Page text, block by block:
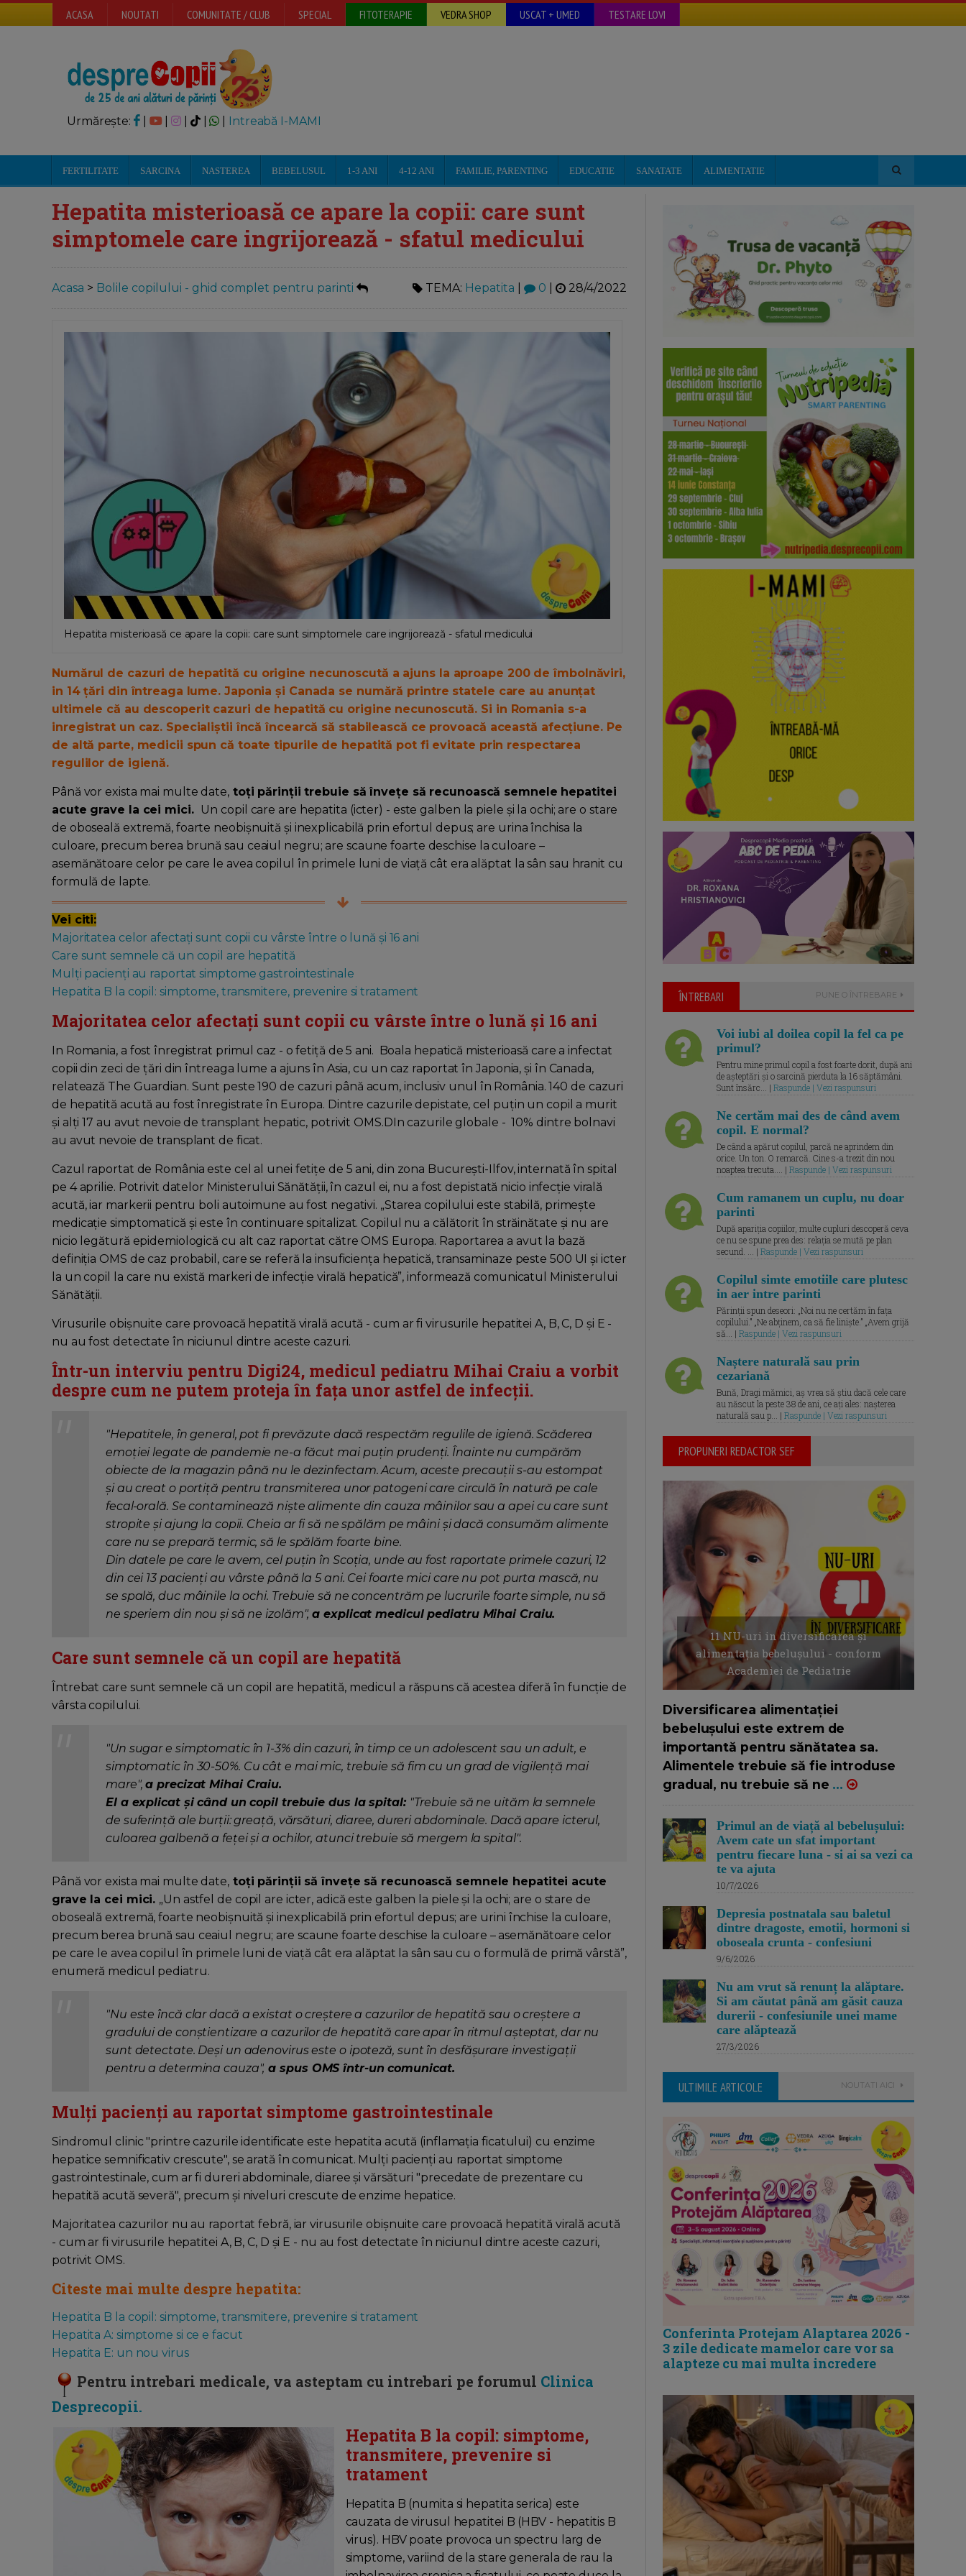
ACASA NOUTATI COMUNITATE / CLUB SPECIAL FITOTERAPIE VEDRA SHOP USCAT + UMED TESTARE LOVI
Urmărește: | | Intreabă I-MAMI
FERTILITATE SARCINA NASTEREA BEBELUSUL 1-3 ANI 4-12 ANI FAMILIE, PARENTING EDUCATIE SANATATE ALIMENTATIE
Hepatita misterioasă ce apare la copii: care sunt
simptomele care ingrijorează - sfatul medicului
Acasa > Bolile copilului - ghid complet pentru parinti TEMA: Hepatita 0 28/4/2022
Hepatita misterioasă ce apare la copii: care sunt simptomele care ingrijorează - sfatul medicului
Numărul de cazuri de hepatită cu origine necunoscută a ajuns la aproape 200 de îmbolnăviri,
in 14 țări din întreaga lume. Japonia și Canada se numără printre statele care au anunțat
ultimele că au descoperit cazuri de hepatită cu origine necunoscută. Si in Romania s-a
inregistrat un caz. Specialiștii încă încearcă să stabilească ce provoacă această afecțiune. Pe
de altă parte, medicii spun că toate tipurile de hepatită pot fi evitate prin respectarea
regulilor de igienă.
Până vor exista mai multe date,toţi părinţii trebuie să înveţe să recunoască semnele hepatitei
acute grave la cei mici. Un copil care are hepatita (icter) - este galben la piele şi la ochi; are o stare
de oboseală extremă, foarte neobişnuită şi inexplicabilă prin efortul depus; are urina închisa la
culoare, precum berea brună sau ceaiul negru; are scaune foarte deschise la culoare –
asemănătoare celor pe care le avea copilul în primele luni de viaţă cât era alăptat la sân sau hranit cu
formulă de lapte.
Vei citi:
Majoritatea celor afectați sunt copii cu vârste între o lună și 16 ani
Care sunt semnele că un copil are hepatită
Mulți pacienți au raportat simptome gastrointestinale
Hepatita B la copil: simptome, transmitere, prevenire si tratament
Majoritatea celor afectați sunt copii cu vârste între o lună și 16 ani
In Romania, a fost înregistrat primul caz - o fetiţă de 5 ani. Boala hepatică misterioasă care a infectat
copii din zeci de țări din întreaga lume a ajuns în Asia, cu un caz raportat în Japonia, și în Canada,
relatează The Guardian. Sunt peste 190 de cazuri până acum, inclusiv unul în România. 140 de cazuri
de hepatită acută au fost înregistrate în Europa. Dintre cazurile depistate, cel puțin un copil a murit
și alți 17 au avut nevoie de transplant hepatic, potrivit OMS.DIn cazurile globale - 10% dintre bolnavi
au avut nevoie de transplant de ficat.
Cazul raportat de România este cel al unei fetiţe de 5 ani, din zona Bucureşti-Ilfov, internată în spital
pe 4 aprilie. Potrivit datelor Ministerului Sănătăţii, în cazul ei, nu a fost depistată nicio infecţie virală
acută, iar markerii pentru boli autoimune au fost negativi. „Starea copilului este stabilă, primeşte
medicaţie simptomatică şi este în continuare spitalizat. Copilul nu a călătorit în străinătate şi nu are
nicio legătură epidemiologică cu alt caz raportat către OMS Europa. Raportarea a avut la bază
definiţia OMS de caz probabil, care se referă la insuficienţa hepatică, transaminaze peste 500 UI şi icter
la un copil la care nu există markeri de infecţie virală hepatică”, informează comunicatul Ministerului
Sănătăţii.
Virusurile obișnuite care provoacă hepatită virală acută - cum ar fi virusurile hepatitei A, B, C, D și E -
nu au fost detectate în niciunul dintre aceste cazuri.
Într-un interviu pentru Digi24, medicul pediatru Mihai Craiu a vorbit
despre cum ne putem proteja în fața unor astfel de infecții.
"Hepatitele, în general, pot fi prevăzute dacă respectăm regulile de igienă. Scăderea
emoției legate de pandemie ne-a făcut mai puțin prudenți. Înainte nu cumpărăm
obiecte de la magazin până nu le dezinfectam. Acum, aceste precauții s-au estompat
și au creat o portiță pentru transmiterea unor patogeni care circulă în natură pe cale
fecal-orală. Se contaminează niște alimente din cauza mâinilor sau a apei cu care sunt
stropite și ajung la copii. Cheia ar fi să ne spălăm pe mâini și dacă consumăm alimente
care nu se prepară termic, să le spălăm foarte bine.
Din datele pe care le avem, cel puțin în Scoția, unde au fost raportate primele cazuri, 12
din cei 13 pacienți au vârste până la 5 ani. Cei foarte mici care nu pot purta mască, nu
se spală, duc mâinile la ochi. Trebuie să ne concentrăm pe lucrurile foarte simple, nu să
ne speriem din nou și să ne izolăm",a explicat medicul pediatru Mihai Craiu.
Care sunt semnele că un copil are hepatită
Întrebat care sunt semnele că un copil are hepatită, medicul a răspuns că acestea diferă în funcție de
vârsta copilului.
"Un sugar e simptomatic în 1-3% din cazuri, în timp ce un adolescent sau un adult, e
simptomatic în 30-50%. Cu cât e mai mic, trebuie să fim cu un grad de vigilență mai
mare",a precizat Mihai Craiu.
El a explicat și când un copil trebuie dus la spital: "Trebuie să ne uităm la semnele
de suferință ale burții: greață, vărsături, diaree, dureri abdominale. Dacă apare icterul,
culoarea galbenă a feței și a ochilor, atunci trebuie să mergem la spital".
Până vor exista mai multe date,toţi părinţii să înveţe să recunoască semnele hepatitei acute
grave la cei mici. „Un astfel de copil are icter, adică este galben la piele şi la ochi; are o stare de
oboseală extremă, foarte neobişnuită şi inexplicabilă prin efortul depus; are urini închise la culoare,
precum berea brună sau ceaiul negru; are scaune foarte deschise la culoare – asemănătoare celor
pe care le avea copilul în primele luni de viaţă cât era alăptat la sân sau cu o formulă de primă vârstă”,
enumeră medicul pediatru.
"Nu este încă clar dacă a existat o creștere a cazurilor de hepatită sau o creștere a
gradului de conștientizare a cazurilor de hepatită care apar în ritmul așteptat, dar nu
sunt detectate. Deși un adenovirus este o ipoteză, sunt în desfășurare investigații
pentru a determina cauza", a spus OMS într-un comunicat.
Mulți pacienți au raportat simptome gastrointestinale
Sindromul clinic "printre cazurile identificate este hepatita acută (inflamația ficatului) cu enzime
hepatice semnificativ crescute", se arată în comunicat. Mulți pacienți au raportat simptome
gastrointestinale, cum ar fi dureri abdominale, diaree și vărsături "precedate de prezentare cu
hepatită acută severă", precum și niveluri crescute de enzime hepatice.
Majoritatea cazurilor nu au raportat febră, iar virusurile obișnuite care provoacă hepatită virală acută
- cum ar fi virusurile hepatitei A, B, C, D și E - nu au fost detectate în niciunul dintre aceste cazuri,
potrivit OMS.
Citeste mai multe despre hepatita:
Hepatita B la copil: simptome, transmitere, prevenire si tratament
Hepatita A: simptome si ce e facut
Hepatita E: un nou virus
Pentru intrebari medicale, va asteptam cu intrebari pe forumul Clinica
Desprecopii.
Hepatita B la copil: simptome,
transmitere, prevenire si
tratament
Hepatita B (numita si hepatita serica) este
cauzata de virusul hepatitei B (HBV - hepatitis B
virus). HBV poate provoca un spectru larg de
simptome, variind de la stare generala de rau la
ÎNTREBARI PUNE O ÎNTREBARE
Voi iubi al doilea copil la fel ca pe
primul?
Pentru mine primul copil a fost foarte dorit, după ani
de așteptări și o sarcină pierduta la 16 săptămâni.
Sunt însărc... | Raspunde | Vezi raspunsuri
Ne certăm mai des de când avem
copil. E normal?
De când a apărut copilul, parcă ne aprindem din
orice. Un ton. O remarcă. Cine s-a trezit din nou
noaptea trecuta.... | Raspunde | Vezi raspunsuri
Cum ramanem un cuplu, nu doar
parinti
După apariția copiilor, multe cupluri descoperă ceva
ce nu se spune prea des: relația se mută pe plan
secund. ... | Raspunde | Vezi raspunsuri
Copilul simte emotiile care plutesc
in aer intre parinti
Părinții spun deseori: „Noi nu ne certăm în fața
copilului.” „Ne abținem, ca să fie liniște.” „Avem grijă
să... | Raspunde | Vezi raspunsuri
Naștere naturală sau prin
cezariană
Bună, Dragi mămici, aș vrea să știu dacă cele care
au născut la peste 38 de ani, ce ați ales: nașterea
naturală sau p... | Raspunde | Vezi raspunsuri
PROPUNERI REDACTOR SEF
11 NU-uri in diversificarea și
alimentația bebelușului - conform
Academiei de Pediatrie
Diversificarea alimentației
bebelușului este extrem de
importantă pentru sănătatea sa.
Alimentele trebuie să fie introduse
gradual, nu trebuie să ne ...
Primul an de viață al bebelușului:
Avem cate un sfat important
pentru fiecare luna - si ai sa vezi ca
te va ajuta
10/7/2026
Depresia postnatala sau baletul
dintre dragoste, emotii, hormoni si
oboseala crunta - confesiuni
9/6/2026
Nu am vrut să renunț la alăptare.
Si am căutat până am găsit cauza
durerii - confesiunile unei mame
care alăptează
27/3/2026
ULTIMILE ARTICOLE NOUTATI AICI
Conferinta Protejam Alaptarea 2026 -
3 zile dedicate mamelor care vor sa
alapteze cu mai multa incredere